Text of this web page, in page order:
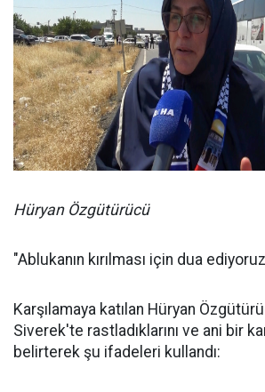
Hüryan Özgütürücü
"Ablukanın kırılması için dua
Karşılamaya katılan Hüryan
Siverek'te rastladıklarını ve ani bir
belirterek şu ifadeleri kullandı: